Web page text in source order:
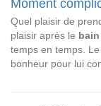
Moment
Quel plaisir de
plaisir après le
temps en temps. Le
bonheur pour lui